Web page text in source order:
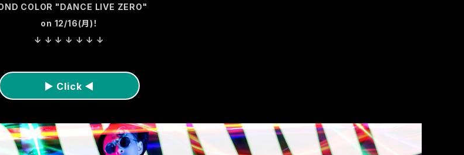
COLOR "DANCE LIVE ZERO"
on 12/16(月)！
↓ ↓ ↓ ↓ ↓ ↓ ↓
▶︎ Click ◀︎